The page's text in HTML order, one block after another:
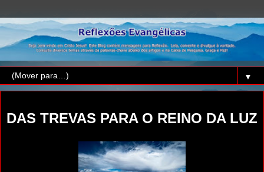
▼
DAS TREVAS PARA O REINO DA LUZ